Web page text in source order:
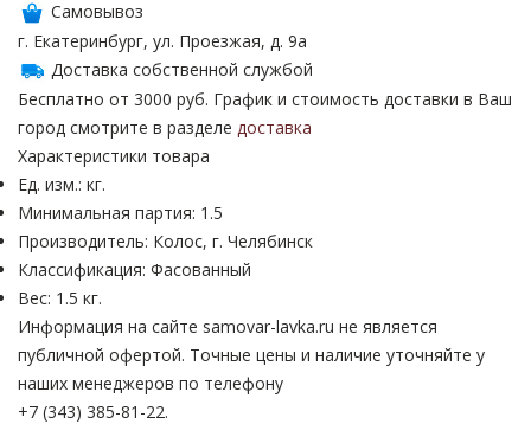
Самовывоз
г. Екатеринбург, ул. Проезжая, д. 9а
Доставка собственной службой
Бесплатно от 3000 руб. График и стоимость доставки в Ваш
город смотрите в разделе доставка
Характеристики товара
Ед. изм.: кг.
Минимальная партия: 1.5
Производитель: Колос, г. Челябинск
Классификация: Фасованный
Вес: 1.5 кг.
Информация на сайте samovar-lavka.ru не является
публичной офертой. Точные цены и наличие уточняйте у
наших менеджеров по телефону
+7 (343) 385-81-22.